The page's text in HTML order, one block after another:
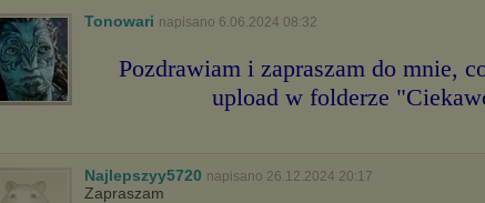
Tonowari napisano 6.06.2024 08:32
Pozdrawiam i zapraszam do mnie,
upload w folderze
Najlepszyy5720 napisano 26.12.2024 20:17
Zapraszam